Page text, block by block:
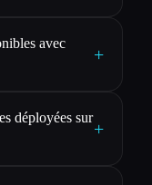
avec
+
déployées sur
+